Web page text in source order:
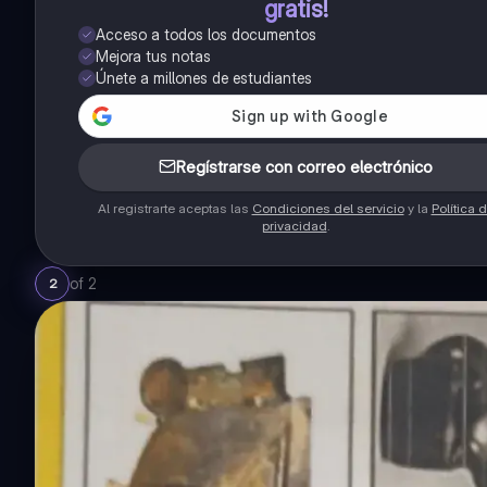
gratis!
Acceso a todos los documentos
Mejora tus notas
Únete a millones de estudiantes
Regístrarse con correo electrónico
Al registrarte aceptas las Condiciones del servicioy la Política
privacidad.
2 of 2